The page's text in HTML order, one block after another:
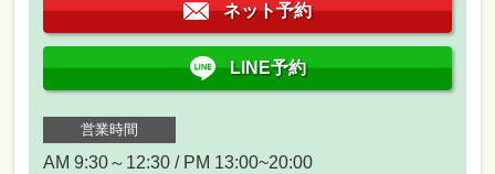
ネット予約
LINE予約
営業時間
AM 9:30～12:30 / PM 13:00~20:00